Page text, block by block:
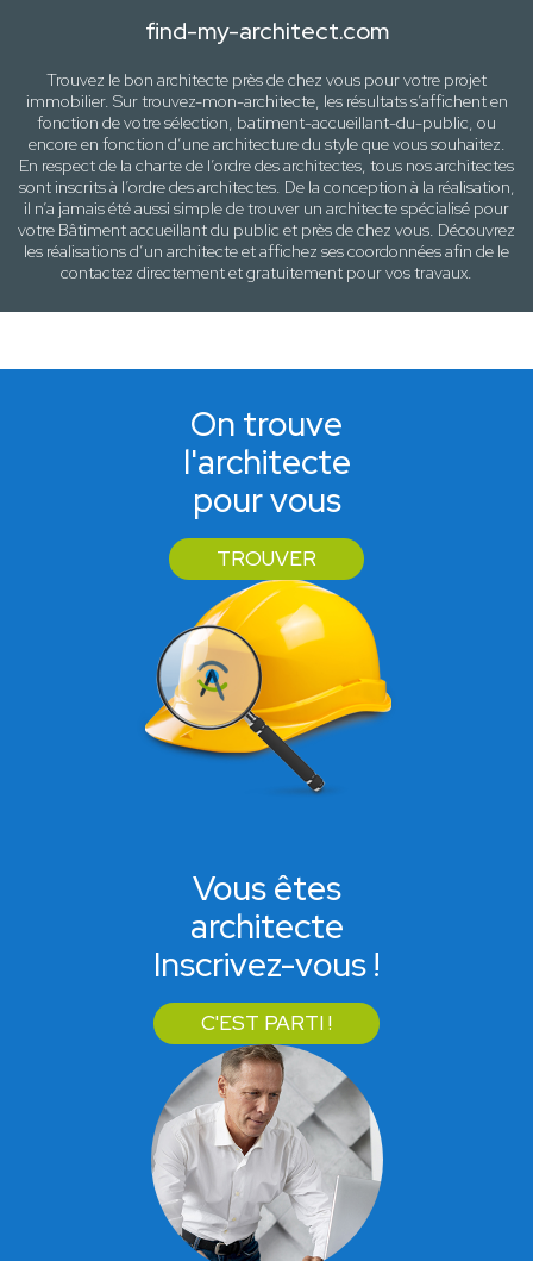
find-my-architect.com
Trouvez le bon architecte près dechez vous pour votre projet
immobilier. Sur trouvez-mon-architecte, les résultats s’affichent en
fonction de votre sélection, batiment-accueillant-du-public, ou
encore en fonction d’une architecturedu style que vous souhaitez.
En respect de la charte de l’ordre des architectes, tous nos architectes
sont inscrits à l’ordre des architectes. De la conception à la réalisation,
il n’a jamais été aussi simple de trouver un architecte spécialisé pour
votre Bâtiment accueillant du public et près dechez vous. Découvrez
les réalisations d’un architecte et affichez ses coordonnées afin de le
contactez directement et gratuitement pourvos travaux.
On trouve
l'architecte
pour vous
TROUVER
Vous êtes
architecte
Inscrivez-vous !
C'EST PARTI !